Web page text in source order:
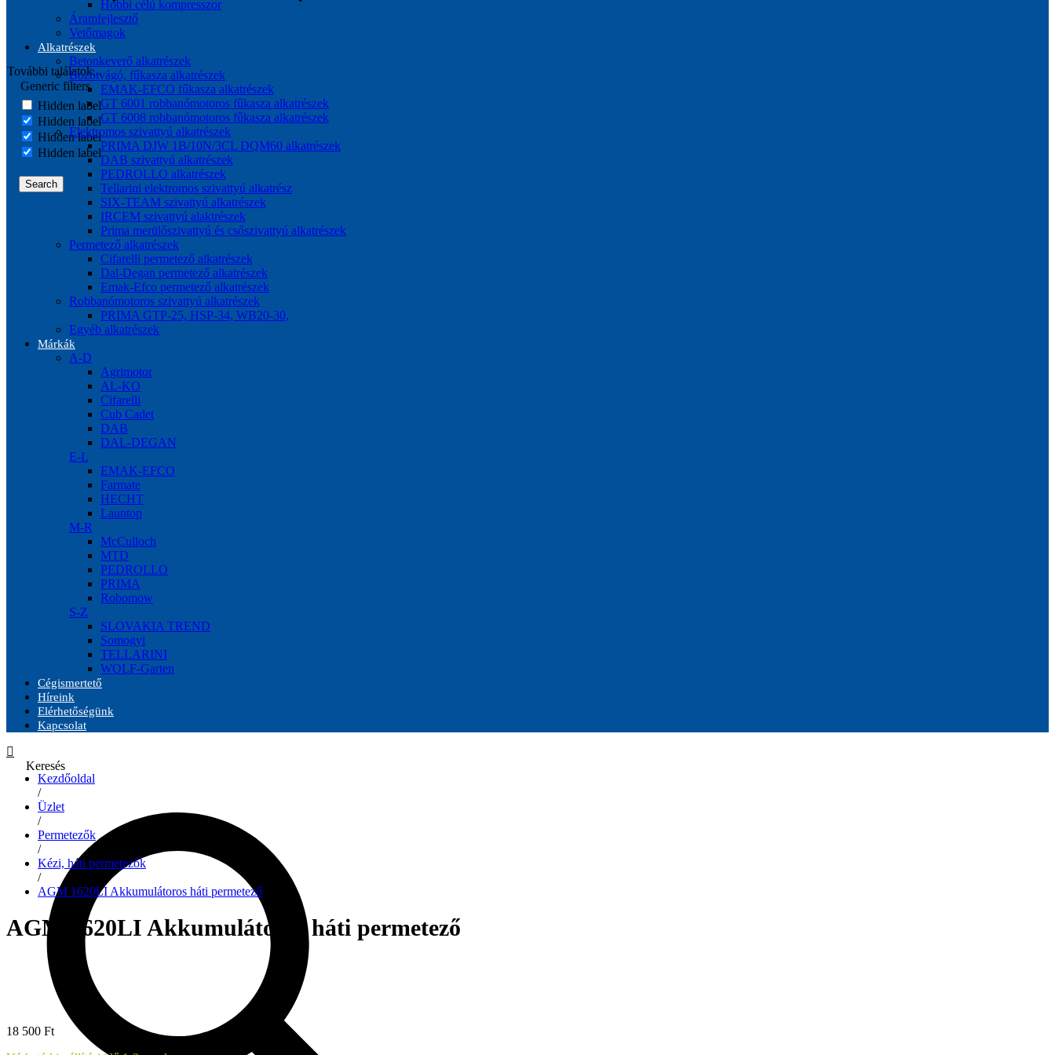
További találatok...
Generic filters
Hidden label
Hidden label
Hidden label
Hidden label
Search
Hobbi célú kompresszor
Áramfejlesztő
Vetőmagok
Alkatrészek
Betonkeverő alkatrészek
Bozótvágó, fűkasza alkatrészek
EMAK-EFCO fűkasza alkatrészek
GT 6001 robbanómotoros fűkasza alkatrészek
GT 6008 robbanómotoros fűkasza alkatrészek
Elektromos szivattyú alkatrészek
PRIMA DJW 1B/10N/3CL DQM60 alkatrészek
DAB szivattyú alkatrészek
PEDROLLO alkatrészek
Tellarini elektromos szivattyú alkatrész
SIX-TEAM szivattyú alkatrészek
IRCEM szivattyú alaktrészek
Prima merülőszivattyú és csőszivattyú alkatrészek
Permetező alkatrészek
Cifarelli permetező alkatrészek
Dal-Degan permetező alkatrészek
Emak-Efco permetező alkatrészek
Robbanómotoros szivattyú alkatrészek
PRIMA GTP-25, HSP-34, WB20-30,
Egyéb alkatrészek
Márkák
A-D
Agrimotor
AL-KO
Cifarelli
Cub Cadet
DAB
DAL-DEGAN
E-L
EMAK-EFCO
Farmate
HECHT
Launtop
M-R
McCulloch
MTD
PEDROLLO
PRIMA
Robomow
S-Z
SLOVAKIA TREND
Somogyi
TELLARINI
WOLF-Garten
Cégismertető
Híreink
Elérhetőségünk
Kapcsolat
Keresés
Kezdőoldal
/
Üzlet
/
Permetezők
/
Kézi, háti permetezők
/
AGM 1620LI Akkumulátoros háti permetező
AGM 1620LI Akkumulátoros háti permetező
18 500 Ft